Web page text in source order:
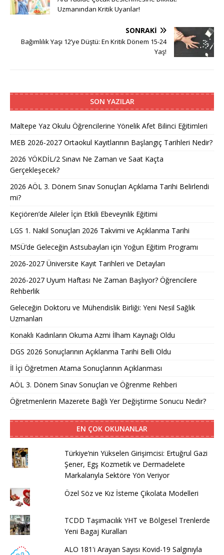
Uzmanından Kritik Uyarılar!
SONRAKI
Bağımlılık Yaşı 12’ye Düştü: En Kritik Dönem 15-24
Yaş!
SON YAZILAR
Maltepe Yaz Okulu Öğrencilerine Yönelik Afet Bilinci Eğitimleri
MEB 2026-2027 Ortaokul Kayıtlarının Başlangıç Tarihleri Nedir?
2026 YÖKDİL/2 Sınavı Ne Zaman ve Saat Kaçta
Gerçekleşecek?
2026 AÖL 3. Dönem Sınav Sonuçları Açıklama Tarihi Belirlendi
mi?
Keçiören’de Aileler İçin Etkili Ebeveynlik Eğitimi
LGS 1. Nakil Sonuçları 2026 Takvimi ve Açıklanma Tarihi
MSÜ’de Geleceğin Astsubayları için Yoğun Eğitim Programı
2026-2027 Üniversite Kayıt Tarihleri ve Detayları
2026-2027 Uyum Haftası Ne Zaman Başlıyor? Öğrencilere
Rehberlik
Geleceğin Doktoru ve Mühendislik Birliği: Yeni Nesil Sağlık
Uzmanları
Konaklı Kadınların Okuma Azmi İlham Kaynağı Oldu
DGS 2026 Sonuçlarının Açıklanma Tarihi Belli Oldu
İl İçi Öğretmen Atama Sonuçlarının Açıklanması
AÖL 3. Dönem Sınav Sonuçları ve Öğrenme Rehberi
Öğretmenlerin Mazerete Bağlı Yer Değiştirme Sonucu Nedir?
EN ÇOK OKUNANLAR
Türkiye’nin Yükselen Girişimcisi: Ertuğrul Gazi
Şener, Egş Kozmetik ve Dermadelete
Markalarıyla Sektöre Yön Veriyor
Özel Söz ve Kız İsteme Çikolata Modelleri
TCDD Taşımacılık YHT ve Bölgesel Trenlerde
Yeni Bagaj Kuralları
ALO 181'i Arayan Sayısı Kovid-19 Salgınıyla